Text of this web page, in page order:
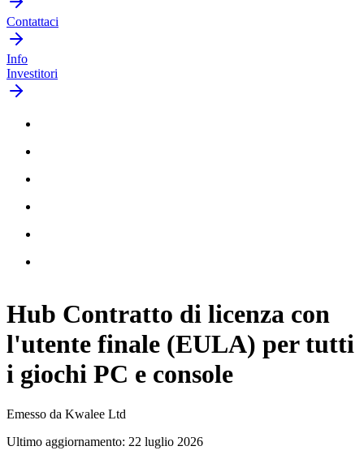
Contattaci
Info
Investitori
Hub Contratto di licenza con
l'utente finale (EULA) per tutti
i giochi PC e console
Emesso da Kwalee Ltd
Ultimo aggiornamento: 22 luglio 2026